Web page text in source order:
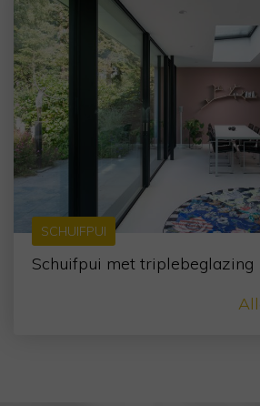
SCHUIFPUI
Schuifpui met triplebeglazing